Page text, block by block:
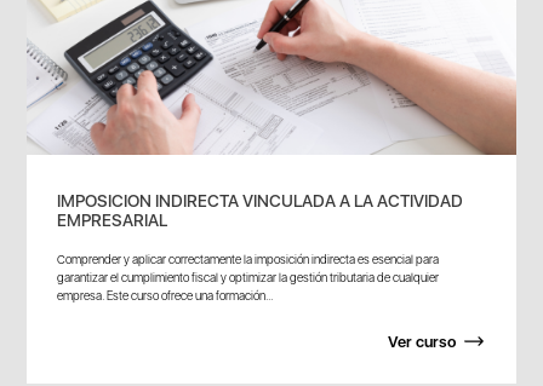
IMPOSICION INDIRECTA VINCULADA A LA ACTIVIDAD
EMPRESARIAL
Comprender y aplicar correctamente la imposición indirecta es esencial para
garantizar el cumplimiento fiscal y optimizar la gestión tributaria de cualquier
empresa. Este curso ofrece una formación...
Ver curso